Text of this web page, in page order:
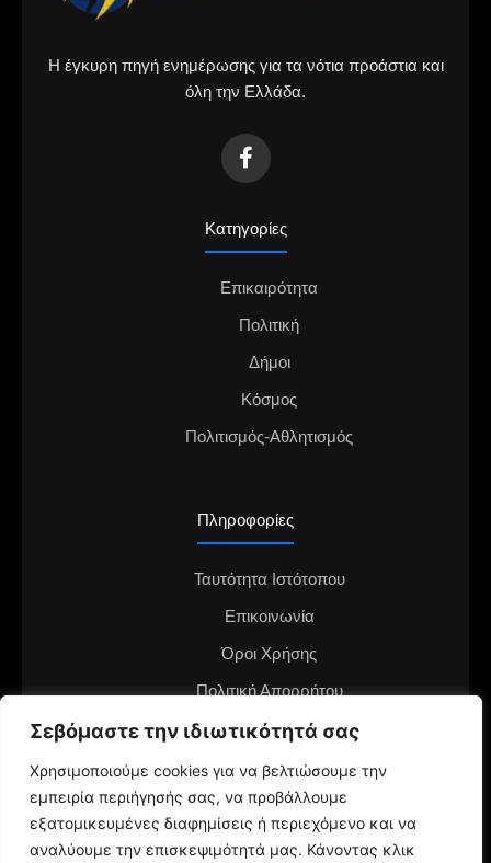
Σεβόμαστε την ιδιωτικότητά σας
Χρησιμοποιούμε cookies για να βελτιώσουμε την
εμπειρία περιήγησής σας, να προβάλλουμε
εξατομικευμένες διαφημίσεις ή περιεχόμενο και να
αναλύουμε την επισκεψιμότητά μας. Κάνοντας κλικ
Η έγκυρη πηγή ενημέρωσης για τα νότια προάστια και
όλη την Ελλάδα.
Κατηγορίες
Επικαιρότητα
Πολιτική
Δήμοι
Κόσμος
Πολιτισμός-Αθλητισμός
Πληροφορίες
Ταυτότητα Ιστότοπου
Επικοινωνία
Όροι Χρήσης
Πολιτική Απορρήτου
Διαφημιστείτε στο notianea.gr
Γίνε ο ανταποκριτής στην περιοχή σου